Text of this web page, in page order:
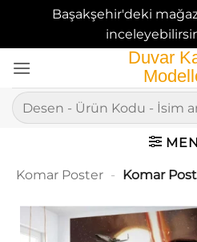
Başakşehir'deki
atla
Ara:
Komar Poster - Komar